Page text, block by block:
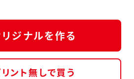
ジナルを作る
ント無しで買う